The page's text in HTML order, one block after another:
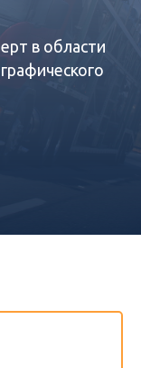
в области